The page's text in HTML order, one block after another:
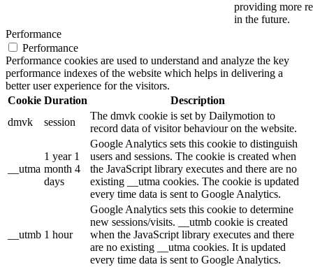
providing more
in the future.
Performance
Performance
Performance cookies are used to understand and analyze the key
performance indexes of the website which helps in delivering a
better user experience for the visitors.
Cookie Duration
Description
dmvk
session
The dmvk cookie is set by Dailymotion to
record data of visitor behaviour on the website.
__utma
1 year 1
month 4
days
Google Analytics sets this cookie to distinguish
users and sessions. The cookie is created when
the JavaScript library executes and there are no
existing __utma cookies. The cookie is updated
every time data is sent to Google Analytics.
__utmb 1 hour
Google Analytics sets this cookie to determine
new sessions/visits. __utmb cookie is created
when the JavaScript library executes and there
are no existing __utma cookies. It is updated
every time data is sent to Google Analytics.